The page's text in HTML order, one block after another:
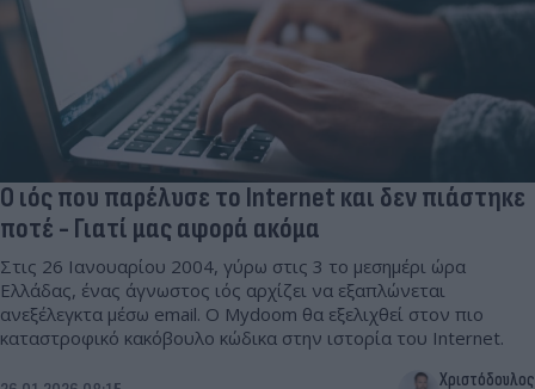
Ο ιός που παρέλυσε το Internet και δεν πιάστηκε
ποτέ - Γιατί μας αφορά ακόμα
Στις 26 Ιανουαρίου 2004, γύρω στις 3 το μεσημέρι ώρα
Ελλάδας, ένας άγνωστος ιός αρχίζει να εξαπλώνεται
ανεξέλεγκτα μέσω email. Ο Mydoom θα εξελιχθεί στον πιο
καταστροφικό κακόβουλο κώδικα στην ιστορία του Internet.
Χριστόδουλος